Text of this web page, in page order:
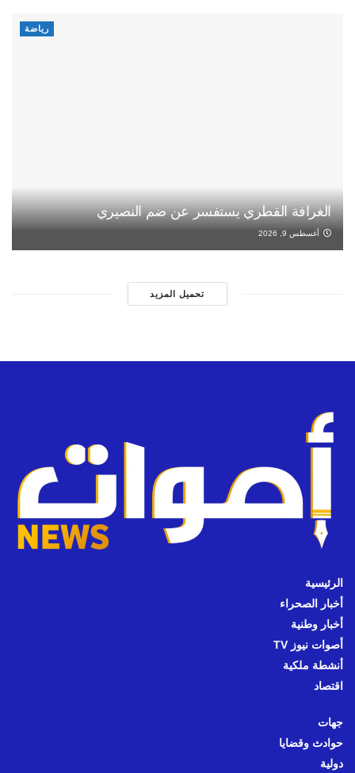
رياضة
الغرافة القطري يستفسر عن ضم النصيري
أغسطس 9, 2026
تحميل المزيد
الرئيسية
أخبار الصحراء
أخبار وطنية
أصوات نيوز TV
أنشطة ملكية
اقتصاد
جهات
حوادث وقضايا
دولية